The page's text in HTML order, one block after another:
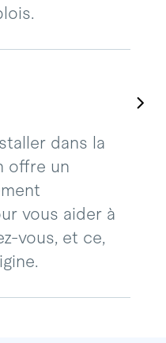
dans la
offre un
vous aider à
vous, et ce,